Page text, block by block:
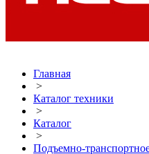
Главная
>
Каталог техники
>
Каталог
>
Подъемно-